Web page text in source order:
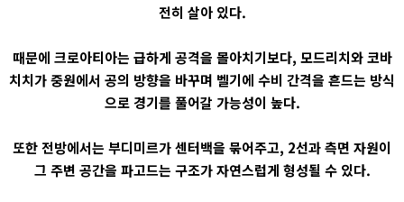
전히 살아 있다.
때문에 크로아티아는 급하게 공격을 몰아치기보다, 모드리치와 코바
치치가 중원에서 공의 방향을 바꾸며 벨기에 수비 간격을 흔드는 방식
으로 경기를 풀어갈 가능성이 높다.
또한 전방에서는 부디미르가 센터백을 묶어주고, 2선과 측면 자원이
그 주변 공간을 파고드는 구조가 자연스럽게 형성될 수 있다.